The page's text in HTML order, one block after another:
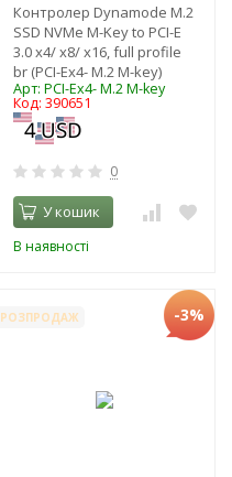
Контролер Dynamode M.2
SSD NVMe M-Key to PCI-E
3.0 x4/ x8/ x16, full profile
br (PCI-Ex4- M.2 M-key)
Арт: PCI-Ex4- M.2 M-key
Код: 390651
0
У кошик
В наявності
РОЗПРОДАЖ -3%